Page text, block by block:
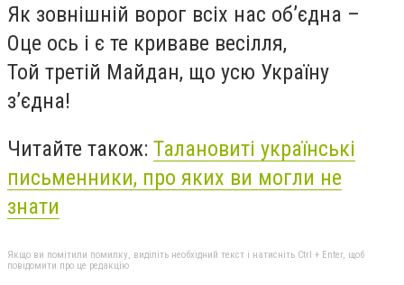
Як зовнішній ворог всіх нас об’єдна –
Оце ось і є те криваве весілля,
Той третій Майдан, що усю Україну
з’єдна!
Читайте також: Талановиті українські
письменники, про яких ви могли не
знати
Якщо ви помітили помилку, виділіть необхідний текст і натисніть Ctrl + Enter, щоб
повідомити про це редакцію